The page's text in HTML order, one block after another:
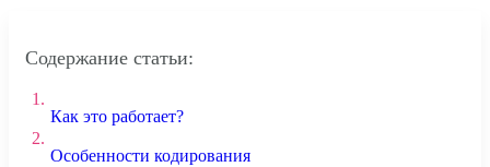
Содержание статьи:
1.
Как это работает?
2.
Особенности кодирования